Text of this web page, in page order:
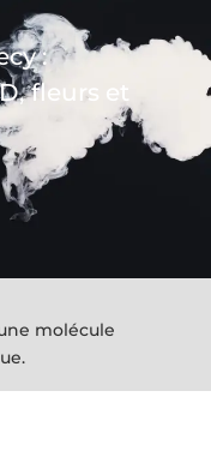
:
fleurs et
molécule
- 35 G
+ AJOUTER